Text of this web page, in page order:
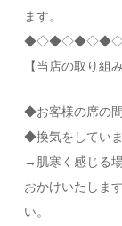
ます。
【当店の取り組み
◆お客様の席の
◆換気をしていま
→肌寒く感じる
おかけいたしま
い。